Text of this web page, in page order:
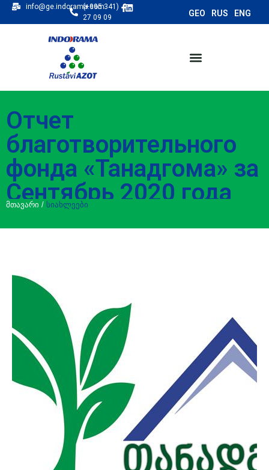
info@ge.indorama.com
(+995 341)
27 09 09
Отчет
благотворительного
фонда «Танадгома» за
Сентябрь 2020 года
მთავარი / სიახლეები